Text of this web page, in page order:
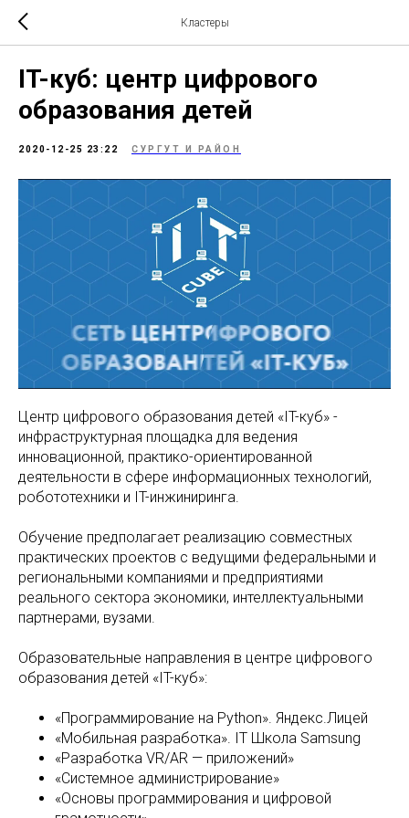
Кластеры
IT-куб: центр цифрового
образования детей
2020-12-25 23:22 СУРГУТ И РАЙОН
Центр цифрового образования детей «IT-куб» -
инфраструктурная площадка для ведения
инновационной, практико-ориентированной
деятельности в сфере информационных технологий,
робототехники и IT-инжиниринга.
Обучение предполагает реализацию совместных
практических проектов с ведущими федеральными и
региональными компаниями и предприятиями
реального сектора экономики, интеллектуальными
партнерами, вузами.
Образовательные направления в центре цифрового
образования детей «IT-куб»:
«Программирование на Python». Яндекс.Лицей
«Мобильная разработка». IT Школа Samsung
«Разработка VR/AR — приложений»
«Системное администрирование»
«Основы программирования и цифровой